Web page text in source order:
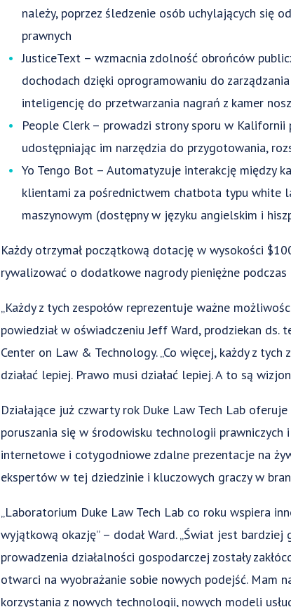
należy, poprzez śledzenie osób uchylających się
prawnych
JusticeText – wzmacnia zdolność obrońców
dochodach dzięki oprogramowaniu do
inteligencję do przetwarzania nagrań z kamer
People Clerk – prowadzi strony sporu w Kalifornii
udostępniając im narzędzia do przygotowania,
Yo Tengo Bot – Automatyzuje interakcję między
klientami za pośrednictwem chatbota typu white
maszynowym (dostępny w języku angielskim i
Każdy otrzymał początkową dotację w wysokości
rywalizować o dodatkowe nagrody pieniężne
„Każdy z tych zespołów reprezentuje ważne
powiedział w oświadczeniu Jeff Ward, prodziekan
Center on Law & Technology. „Co więcej, każdy z
działać lepiej. Prawo musi działać lepiej. A to są
Działające już czwarty rok Duke Law Tech Lab
poruszania się w środowisku technologii
internetowe i cotygodniowe zdalne prezentacje na
ekspertów w tej dziedzinie i kluczowych graczy w
„Laboratorium Duke Law Tech Lab co roku wspiera
wyjątkową okazję” – dodał Ward. „Świat jest
prowadzenia działalności gospodarczej zostały
otwarci na wyobrażanie sobie nowych podejść. Mam
korzystania z nowych technologii, nowych modeli